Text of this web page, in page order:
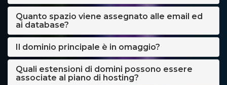
Quanto spazio viene assegnato alle email ed
ai database?
Il dominio principale è in omaggio?
Quali estensioni di domini possono essere
associate al piano di hosting?